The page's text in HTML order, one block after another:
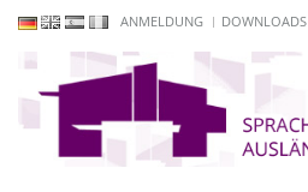
ANMELDUNG DOWNLOADS